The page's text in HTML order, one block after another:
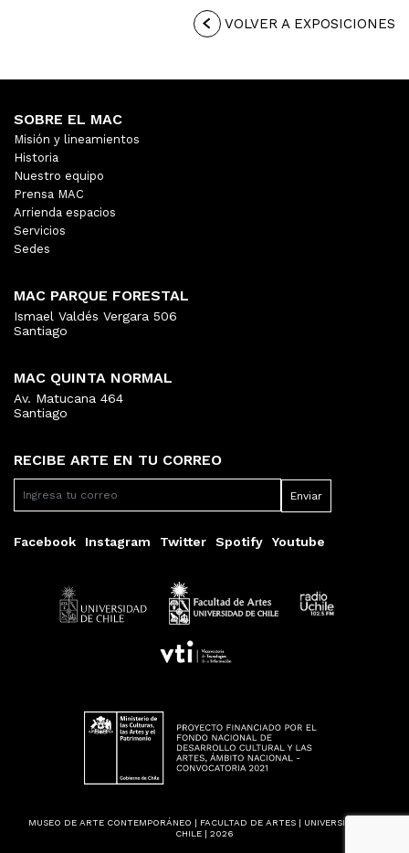
VOLVER A EXPOSICIONES
RECIBE ARTE EN TU CORREO
Facebook Instagram Twitter Spotify Youtube
SOBRE EL MAC
Misión y lineamientos
Historia
Nuestro equipo
Prensa MAC
Arrienda espacios
Servicios
Sedes
MAC PARQUE FORESTAL
Ismael Valdés Vergara 506
Santiago
MAC QUINTA NORMAL
Av. Matucana 464
Santiago
MUSEO DE ARTE CONTEMPORÁNEO | FACULTAD DE ARTES | UNIVERSIDAD DE
CHILE | 2026